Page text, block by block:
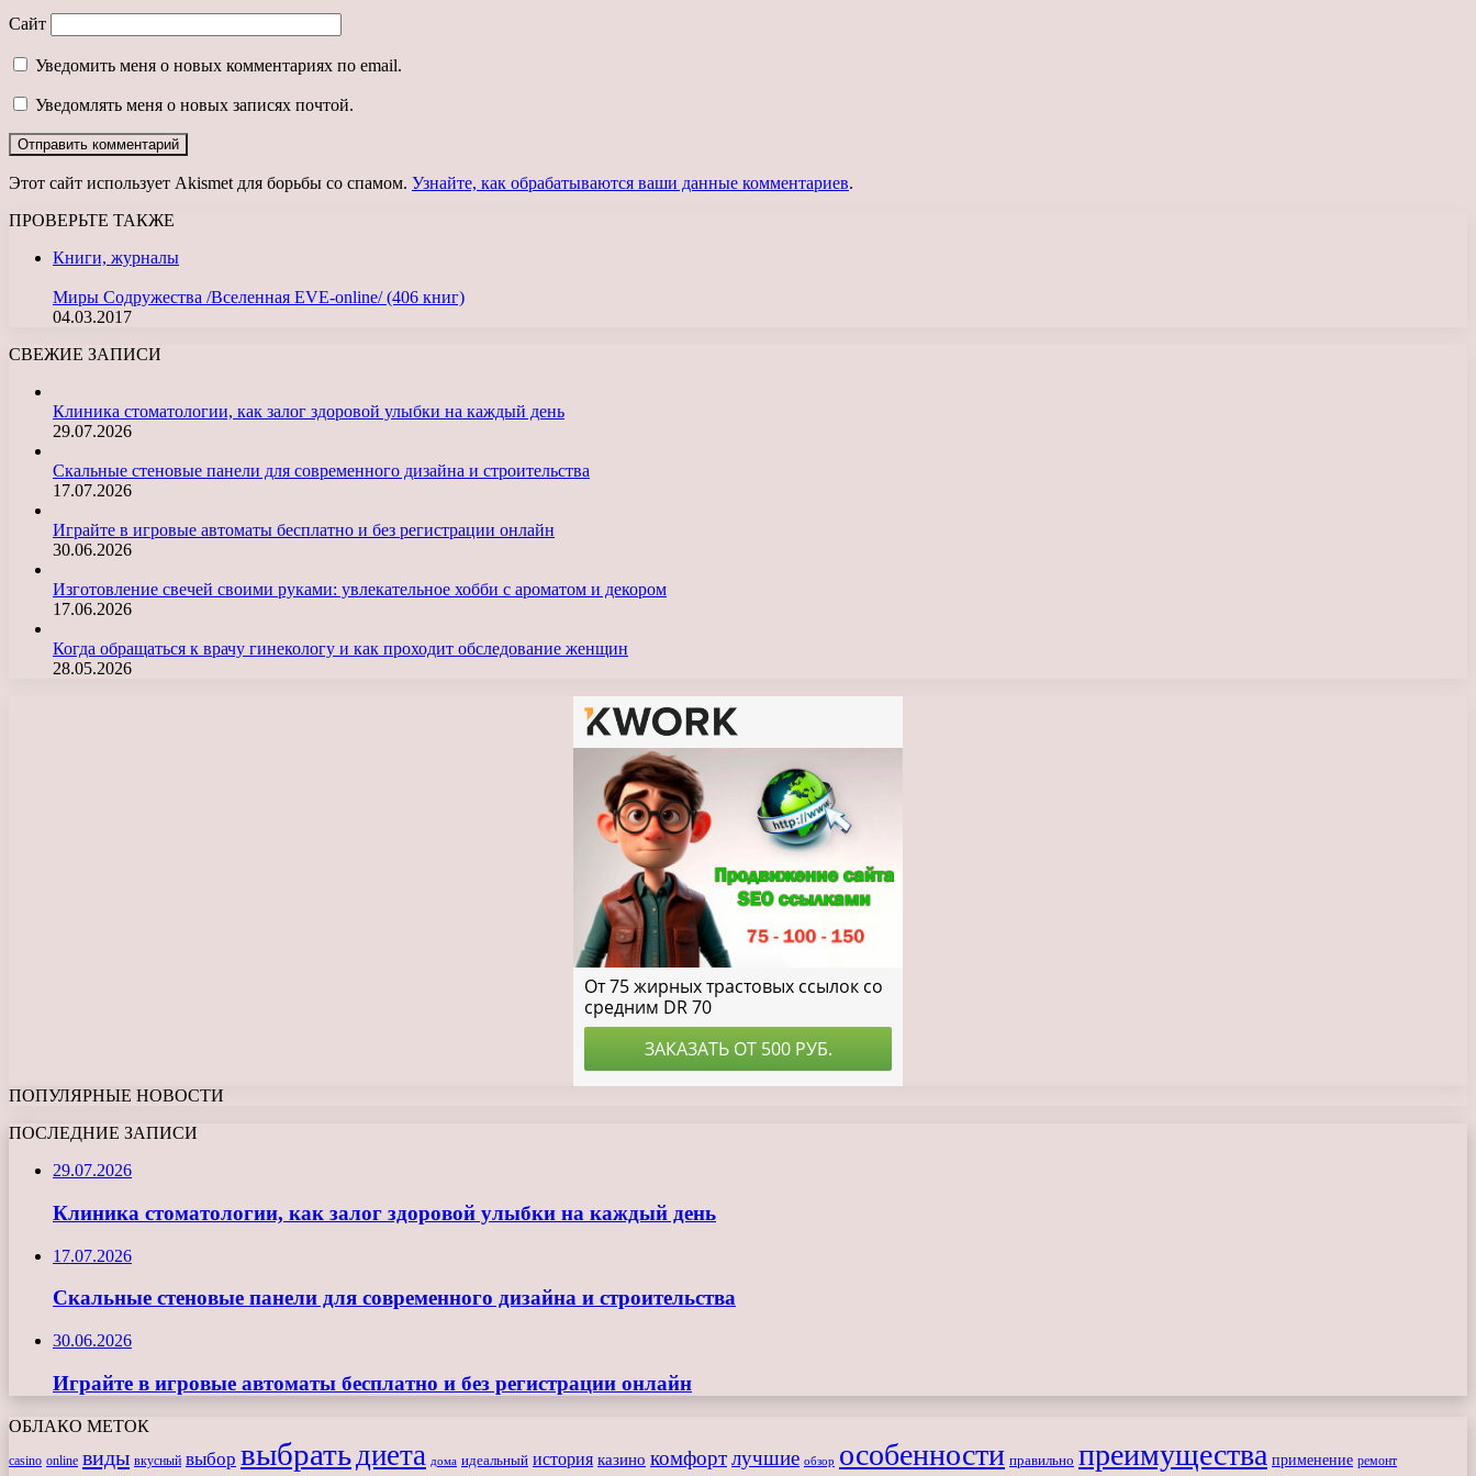
Сайт
Уведомить меня о новых комментариях по email.
Уведомлять меня о новых записях почтой.
Этот сайт использует Akismet для борьбы со спамом. Узнайте, как обрабатываются ваши данные комментариев.
ПРОВЕРЬТЕ ТАКЖЕ
Книги, журналы
Миры Содружества /Вселенная EVE-online/ (406 книг)
04.03.2017
СВЕЖИЕ ЗАПИСИ
Клиника стоматологии, как залог здоровой улыбки на каждый день
29.07.2026
Скальные стеновые панели для современного дизайна и строительства
17.07.2026
Играйте в игровые автоматы бесплатно и без регистрации онлайн
30.06.2026
Изготовление свечей своими руками: увлекательное хобби с ароматом и декором
17.06.2026
Когда обращаться к врачу гинекологу и как проходит обследование женщин
28.05.2026
ПОПУЛЯРНЫЕ НОВОСТИ
ПОСЛЕДНИЕ ЗАПИСИ
29.07.2026
Клиника стоматологии, как залог здоровой улыбки на каждый день
17.07.2026
Скальные стеновые панели для современного дизайна и строительства
30.06.2026
Играйте в игровые автоматы бесплатно и без регистрации онлайн
ОБЛАКО МЕТОК
casino online виды вкусный выбор выбрать диета дома идеальный история казино комфортлучшие обзор особенности правильно преимущества применение ремонт